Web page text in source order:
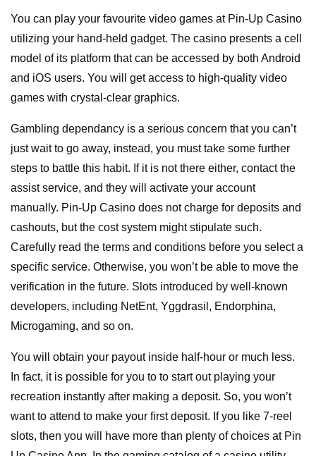
You can play your favourite video games at Pin-Up Casino
utilizing your hand-held gadget. The casino presents a cell
model of its platform that can be accessed by both Android
and iOS users. You will get access to high-quality video
games with crystal-clear graphics.
Gambling dependancy is a serious concern that you can’t
just wait to go away, instead, you must take some further
steps to battle this habit. If it is not there either, contact the
assist service, and they will activate your account
manually. Pin-Up Casino does not charge for deposits and
cashouts, but the cost system might stipulate such.
Carefully read the terms and conditions before you select a
specific service. Otherwise, you won’t be able to move the
verification in the future. Slots introduced by well-known
developers, including NetEnt, Yggdrasil, Endorphina,
Microgaming, and so on.
You will obtain your payout inside half-hour or much less.
In fact, it is possible for you to to start out playing your
recreation instantly after making a deposit. So, you won’t
want to attend to make your first deposit. If you like 7-reel
slots, then you will have more than plenty of choices at Pin